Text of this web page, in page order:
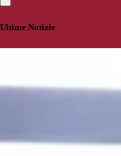
Ultime Notizie